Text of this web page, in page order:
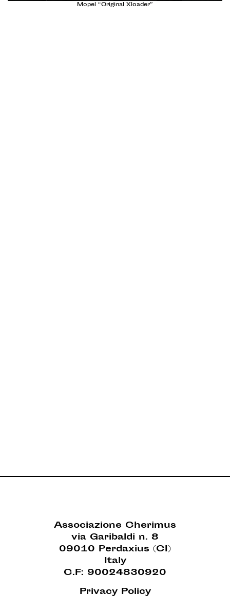
Mopel “Original Xloader”
Associazione Cherimus
via Garibaldi n. 8
09010 Perdaxius (CI)
Italy
C.F: 90024830920
Privacy Policy